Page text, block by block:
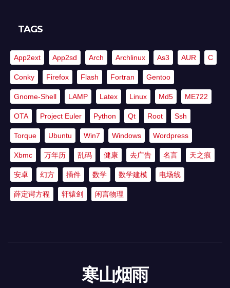
TAGS
App2ext App2sd Arch Archlinux As3 AUR C
Conky Firefox Flash Fortran Gentoo
Gnome-Shell LAMP Latex Linux Md5 ME722
OTA Project Euler Python Qt Root Ssh
Torque Ubuntu Win7 Windows Wordpress
Xbmc 万年历 乱码 健康 去广告 名言 天之痕
安卓 幻方 插件 数学 数学建模 电场线
薛定谔方程 轩辕剑 闲言物理
寒山烟雨